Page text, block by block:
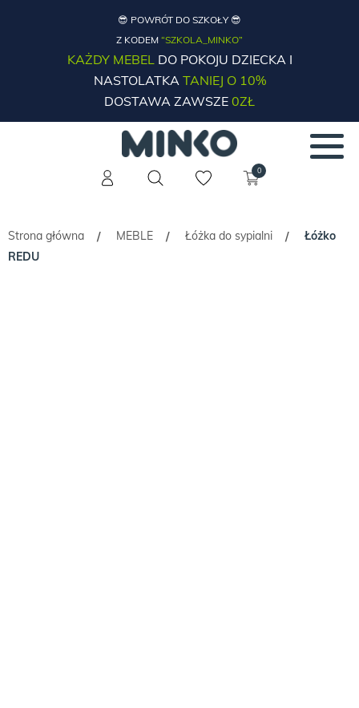
😎 POWRÓT DO SZKOŁY 😎
Z KODEM “SZKOLA_MINKO”
KAŻDY MEBELDO POKOJU DZIECKA I
NASTOLATKATANIEJ O 10%
DOSTAWA ZAWSZE 0ZŁ
0
Strona główna / MEBLE / Łóżka do sypialni /
Łóżko
REDU